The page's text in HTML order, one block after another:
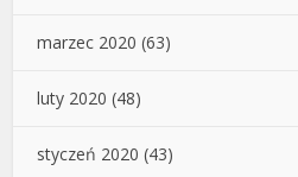
marzec 2020 (63)
luty 2020 (48)
styczeń 2020 (43)